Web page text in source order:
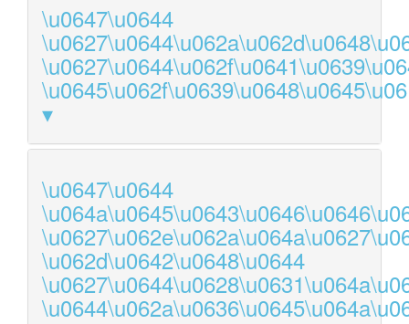
\u0647\u0644
\u0647\u0644
\u062d\u0642\u0648\u0644